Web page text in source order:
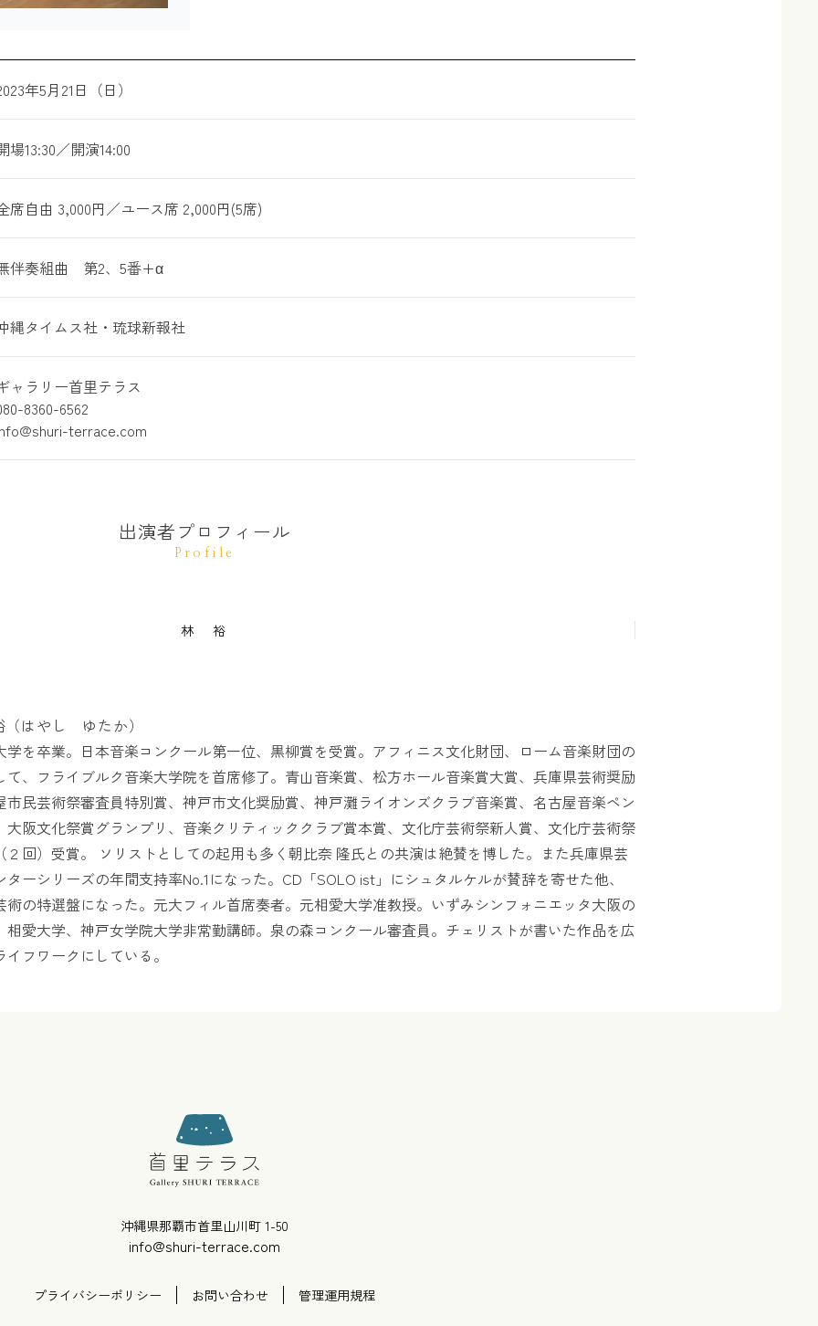
年5月21日（日）
場13:30／開演14:00
席自由 3,000円／ユース席 2,000円(5席)
伴奏組曲 第2、5番+α
縄タイムス社・琉球新報社
ャラリー首里テラス
8360-6562
terrace.com
出演者プロフィール
Profile
林 裕
はやし ゆたか）
学を卒業。日本音楽コンクール第一位、黒柳賞を受賞。アフィニス文化財団、ローム音楽財団の
て、フライブルク音楽大学院を首席修了。青山音楽賞、松方ホール音楽賞大賞、兵庫県芸術奨励
市民芸術祭審査員特別賞、神戸市文化奨励賞、神戸灘ライオンズクラブ音楽賞、名古屋音楽ペン
大阪文化祭賞グランプリ、音楽クリティッククラブ賞本賞、文化庁芸術祭新人賞、文化庁芸術祭
２回）受賞。 ソリストとしての起用も多く朝比奈 隆氏との共演は絶賛を博した。また兵庫県芸
ターシリーズの年間支持率No.1になった。CD「SOLO ist」にシュタルケルが賛辞を寄せた他、
術の特選盤になった。元大フィル首席奏者。元相愛大学准教授。いずみシンフォニエッタ大阪の
相愛大学、神戸女学院大学非常勤講師。泉の森コンクール審査員。チェリストが書いた作品を広
フワークにしている。
沖縄県那覇市首里山川町 1-50
info@shuri-terrace.com
プライバシーポリシー お問い合わせ 管理運用規程